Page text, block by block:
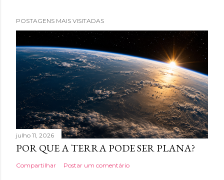
POSTAGENS MAIS VISITADAS
julho 11, 2026
POR QUE A TERRA PODE SER PLANA?
Compartilhar Postar um comentário